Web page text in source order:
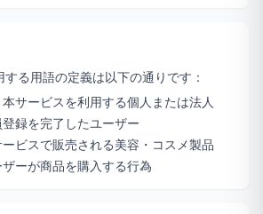
る用語の定義は以下の通りです：
サービスを利用する個人または法人
録を完了したユーザー
ビスで販売される美容・コスメ製品
ーが商品を購入する行為